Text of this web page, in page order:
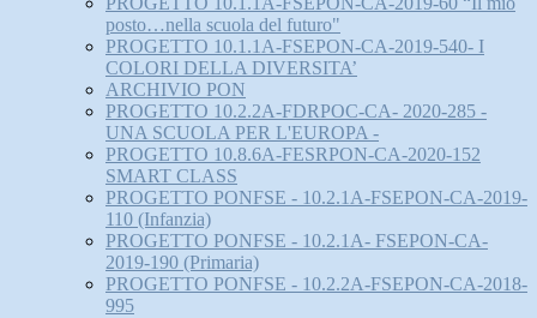
posto…nella scuola del futuro"
PROGETTO 10.1.1A-FSEPON-CA-2019-540- I
COLORI DELLA DIVERSITA’
ARCHIVIO PON
PROGETTO 10.2.2A-FDRPOC-CA- 2020-285 -
UNA SCUOLA PER L'EUROPA -
PROGETTO 10.8.6A-FESRPON-CA-2020-152
SMART CLASS
PROGETTO PONFSE - 10.2.1A-FSEPON-CA-2019-
110 (Infanzia)
PROGETTO PONFSE - 10.2.1A- FSEPON-CA-
2019-190 (Primaria)
PROGETTO PONFSE - 10.2.2A-FSEPON-CA-2018-
995